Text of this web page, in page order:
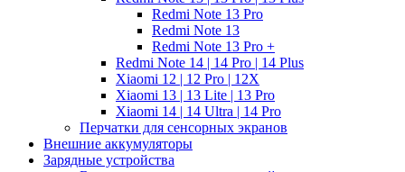
Redmi Note 13 Pro
Redmi Note 13
Redmi Note 13 Pro +
Redmi Note 14 | 14 Pro | 14 Plus
Xiaomi 12 | 12 Pro | 12X
Xiaomi 13 | 13 Lite | 13 Pro
Xiaomi 14 | 14 Ultra | 14 Pro
Перчатки для сенсорных экранов
Внешние аккумуляторы
Зарядные устройства